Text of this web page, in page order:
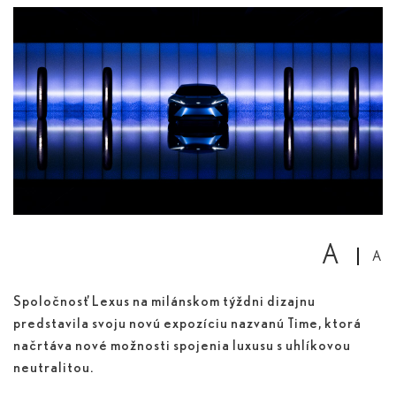
A A
Spoločnosť Lexus na milánskom týždni dizajnu
predstavila svoju novú expozíciu nazvanú Time, ktorá
načrtáva nové možnosti spojenia luxusu s uhlíkovou
neutralitou.